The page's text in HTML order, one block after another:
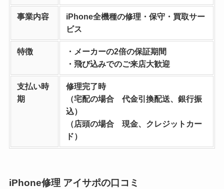
事業内容
iPhone全機種の修理・保守・買取サー
ビス
特徴
・メーカーの2倍の保証期間
・飛び込みでのご来店大歓迎
支払い時
期
修理完了時
（宅配の場合 代金引換配送、銀行振
込）
（店頭の場合 現金、クレジットカー
ド）
iPhone修理 アイサポの口コミ